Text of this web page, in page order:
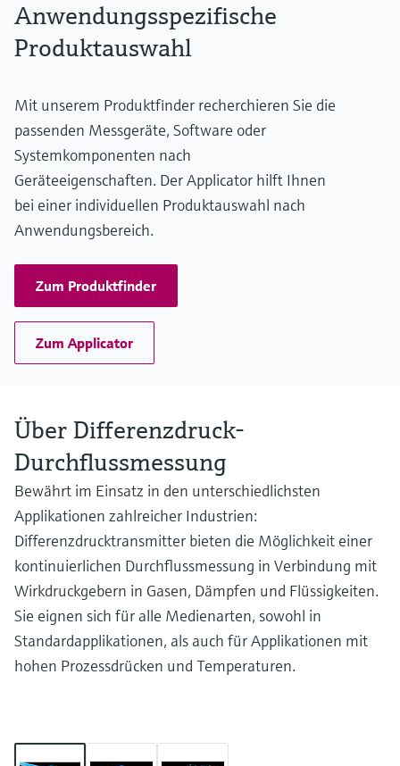
316L, AlloyC,
Monel,
10 mbar...250 bar
(0.15 psi...3750 psi)
Anwendungsspezifische
Produktauswahl
Mit unserem Produktfinder recherchieren Sie die
passenden Messgeräte, Software oder
Systemkomponenten nach
Geräteeigenschaften. Der Applicator hilft Ihnen
bei einer individuellen Produktauswahl nach
Anwendungsbereich.
Zum Produktfinder
Zum Applicator
Über Differenzdruck-
Durchflussmessung
Bewährt im Einsatz in den unterschiedlichsten
Applikationen zahlreicher Industrien:
Differenzdrucktransmitter bieten die Möglichkeit einer
kontinuierlichen Durchflussmessung in Verbindung mit
Wirkdruckgebern in Gasen, Dämpfen und Flüssigkeiten.
Sie eignen sich für alle Medienarten, sowohl in
Standardapplikationen, als auch für Applikationen mit
hohen Prozessdrücken und Temperaturen.